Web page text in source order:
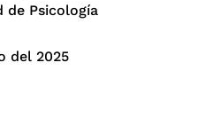
de Psicología
del 2025